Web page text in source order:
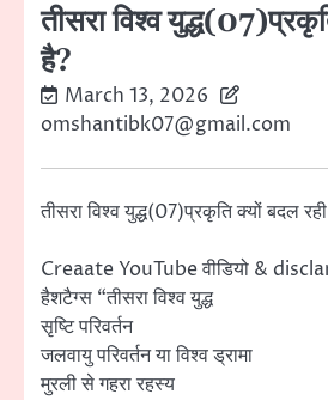
तीसरा विश्व
है?
March 13, 2026
omshantibk07@gmail.com
तीसरा विश्व युद्ध(07)प्रकृति क्यों बदल
Creaate YouTube वीडियो &
हैशटैग्स “तीसरा विश्व युद्ध
सृष्टि परिवर्तन
जलवायु परिवर्तन या विश्व ड्रामा
मुरली से गहरा रहस्य